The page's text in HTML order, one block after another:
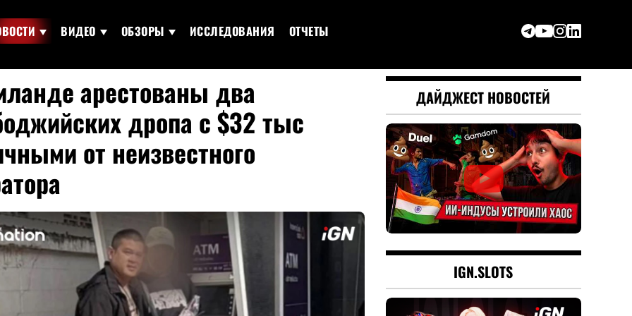
ВИДЕО ОБЗОРЫ ИССЛЕДОВАНИЯ ОТЧЕТЫ
арестованы два
дропа с $32 тыс
от неизвестного
ДАЙДЖЕСТ НОВОСТЕЙ
IGN.SLOTS